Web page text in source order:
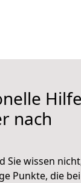
Hilfe
nach
Sie wissen
Punkte, die bei